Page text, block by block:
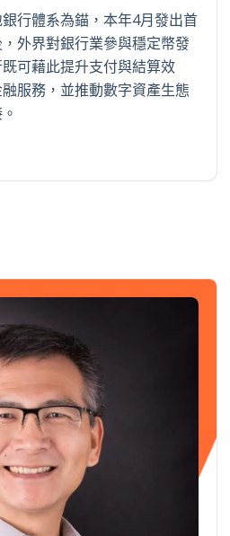
行體系為錨，本年4月發出首
外界對銀行業參與穩定幣發
可藉此提升支付與結算效
服務，並推動數字資產生態